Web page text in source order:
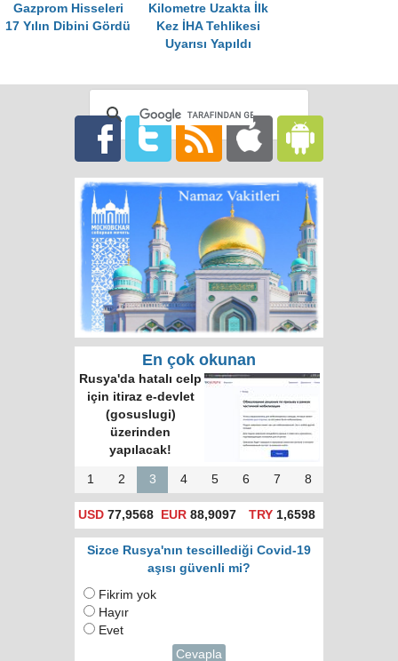
Gazprom Hisseleri
17 Yılın Dibini Gördü
Kilometre Uzakta İlk
Kez İHA Tehlikesi
Uyarısı Yapıldı
En çok okunan
Rusya'da hatalı celp
için itiraz e-devlet
(gosuslugi)
üzerinden
yapılacak!
1 2 3 4 5 6 7 8
USD 77,9568 EUR 88,9097 TRY1,6598
Sizce Rusya'nın tescillediği Covid-19
aşısı güvenli mi?
Fikrim yok
Hayır
Evet
Cevapla